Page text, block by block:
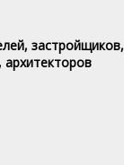
застройщиков,
архитекторов